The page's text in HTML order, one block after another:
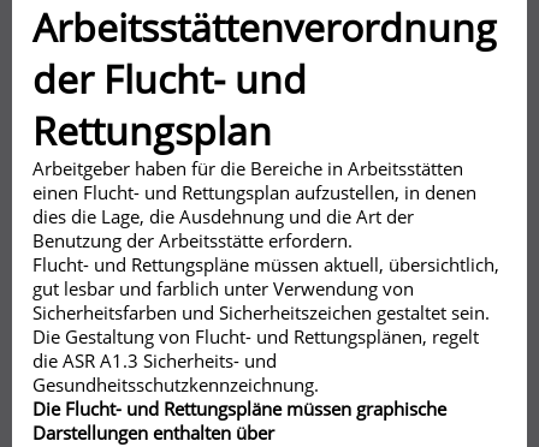
Arbeitsstättenverordnung
der Flucht- und
Rettungsplan
Arbeitgeber haben für die Bereiche in Arbeitsstätten
einen Flucht- und Rettungsplan aufzustellen, in denen
dies die Lage, die Ausdehnung und die Art der
Benutzung der Arbeitsstätte erfordern.
Flucht- und Rettungspläne müssen aktuell, übersichtlich,
gut lesbar und farblich unter Verwendung von
Sicherheitsfarben und Sicherheitszeichen gestaltet sein.
Die Gestaltung von Flucht- und Rettungsplänen, regelt
die ASR A1.3 Sicherheits- und
Gesundheitsschutzkennzeichnung.
Die Flucht- und Rettungspläne müssen graphische
Darstellungen enthalten über